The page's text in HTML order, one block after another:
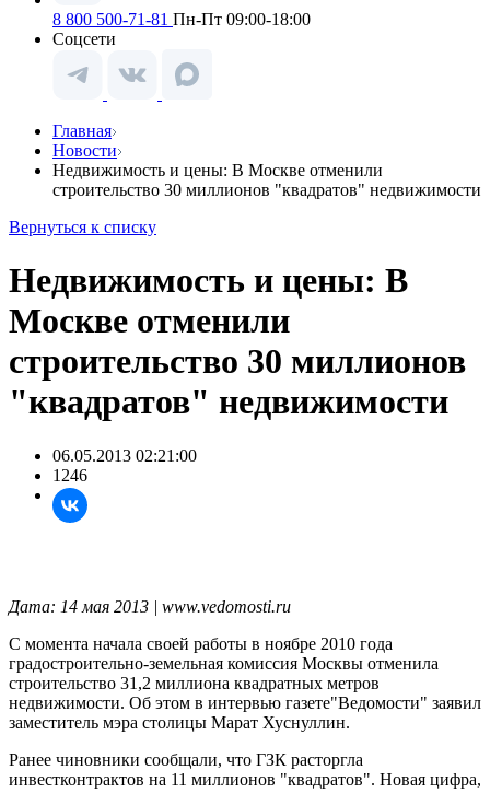
8 800 500-71-81 Пн-Пт 09:00-18:00
Соцсети
Главная
Новости
Недвижимость и цены: В Москве отменили
строительство 30 миллионов "квадратов" недвижимости
Вернуться к списку
Недвижимость и цены: В
Москве отменили
строительство 30 миллионов
"квадратов" недвижимости
06.05.2013 02:21:00
1246
Дата: 14 мая 2013 | www.vedomosti.ru
С момента начала своей работы в ноябре 2010 года
градостроительно-земельная комиссия Москвы отменила
строительство 31,2 миллиона квадратных метров
недвижимости. Об этом в интервью газете"Ведомости" заявил
заместитель мэра столицы Марат Хуснуллин.
Ранее чиновники сообщали, что ГЗК расторгла
инвестконтрактов на 11 миллионов "квадратов". Новая цифра,